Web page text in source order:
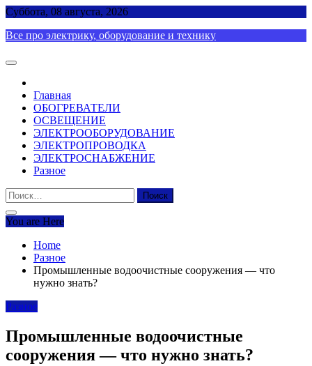
Skip
content
Суббота, 08 августа, 2026
Все про электрику, оборудование и технику
Главная
ОБОГРЕВАТЕЛИ
ОСВЕЩЕНИЕ
ЭЛЕКТРООБОРУДОВАНИЕ
ЭЛЕКТРОПРОВОДКА
ЭЛЕКТРОСНАБЖЕНИЕ
Разное
Найти:
You are Here
Home
Разное
Промышленные водоочистные сооружения — что
нужно знать?
Разное
Промышленные водоочистные
сооружения — что нужно знать?